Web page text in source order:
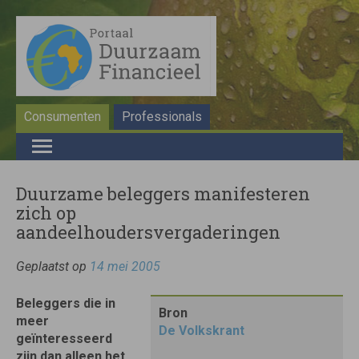
Consumenten Professionals
Duurzame beleggers manifesteren
zich op
aandeelhoudersvergaderingen
Geplaatst op 14 mei 2005
Bron
De Volkskrant
Beleggers die in
meer
geïnteresseerd